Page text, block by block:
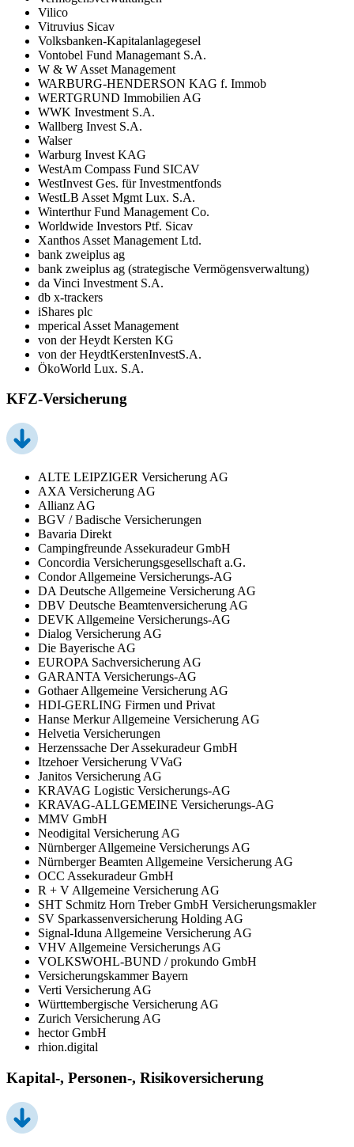
Vilico
Vitruvius Sicav
Volksbanken-Kapitalanlagegesel
Vontobel Fund Managemant S.A.
W & W Asset Management
WARBURG-HENDERSON KAG f. Immob
WERTGRUND Immobilien AG
WWK Investment S.A.
Wallberg Invest S.A.
Walser
Warburg Invest KAG
WestAm Compass Fund SICAV
WestInvest Ges. für Investmentfonds
WestLB Asset Mgmt Lux. S.A.
Winterthur Fund Management Co.
Worldwide Investors Ptf. Sicav
Xanthos Asset Management Ltd.
bank zweiplus ag
bank zweiplus ag (strategische Vermögensverwaltung)
da Vinci Investment S.A.
db x-trackers
iShares plc
mperical Asset Management
von der Heydt Kersten KG
von der HeydtKerstenInvestS.A.
ÖkoWorld Lux. S.A.
KFZ-Versicherung
ALTE LEIPZIGER Versicherung AG
AXA Versicherung AG
Allianz AG
BGV / Badische Versicherungen
Bavaria Direkt
Campingfreunde Assekuradeur GmbH
Concordia Versicherungsgesellschaft a.G.
Condor Allgemeine Versicherungs-AG
DA Deutsche Allgemeine Versicherung AG
DBV Deutsche Beamtenversicherung AG
DEVK Allgemeine Versicherungs-AG
Dialog Versicherung AG
Die Bayerische AG
EUROPA Sachversicherung AG
GARANTA Versicherungs-AG
Gothaer Allgemeine Versicherung AG
HDI-GERLING Firmen und Privat
Hanse Merkur Allgemeine Versicherung AG
Helvetia Versicherungen
Herzenssache Der Assekuradeur GmbH
Itzehoer Versicherung VVaG
Janitos Versicherung AG
KRAVAG Logistic Versicherungs-AG
KRAVAG-ALLGEMEINE Versicherungs-AG
MMV GmbH
Neodigital Versicherung AG
Nürnberger Allgemeine Versicherungs AG
Nürnberger Beamten Allgemeine Versicherung AG
OCC Assekuradeur GmbH
R + V Allgemeine Versicherung AG
SHT Schmitz Horn Treber GmbH Versicherungsmakler
SV Sparkassenversicherung Holding AG
Signal-Iduna Allgemeine Versicherung AG
VHV Allgemeine Versicherungs AG
VOLKSWOHL-BUND / prokundo GmbH
Versicherungskammer Bayern
Verti Versicherung AG
Württembergische Versicherung AG
Zurich Versicherung AG
hector GmbH
rhion.digital
Kapital-, Personen-, Risikoversicherung